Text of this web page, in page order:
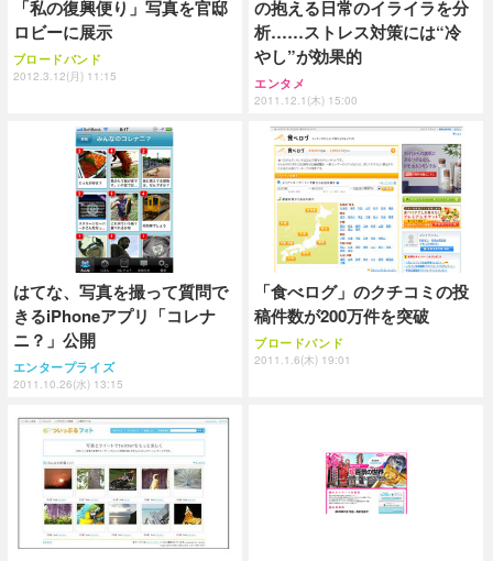
「私の復興便り」写真を官邸
ロビーに展示
ブロードバンド
2012.3.12(月) 11:15
の抱える日常のイライラを分
析……ストレス対策には“冷
やし”が効果的
エンタメ
2011.12.1(木) 15:00
はてな、写真を撮って質問で
きるiPhoneアプリ「コレナ
ニ？」公開
エンタープライズ
2011.10.26(水) 13:15
「食べログ」のクチコミの投
稿件数が200万件を突破
ブロードバンド
2011.1.6(木) 19:01